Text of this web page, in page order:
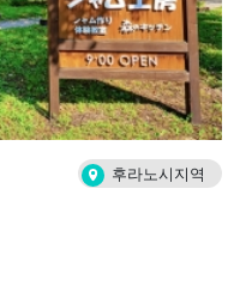
후라노시지역